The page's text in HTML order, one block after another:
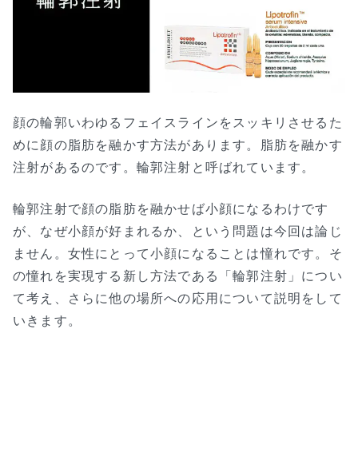
顔の輪郭いわゆるフェイスラインをスッキリさせるた
めに顔の脂肪を融かす方法があります。脂肪を融かす
注射があるのです。輪郭注射と呼ばれています。
輪郭注射で顔の脂肪を融かせば小顔になるわけです
が、なぜ小顔が好まれるか、という問題は今回は論じ
ません。女性にとって小顔になることは憧れです。そ
の憧れを実現する新し方法である「輪郭注射」につい
て考え、さらに他の場所への応用について説明をして
いきます。